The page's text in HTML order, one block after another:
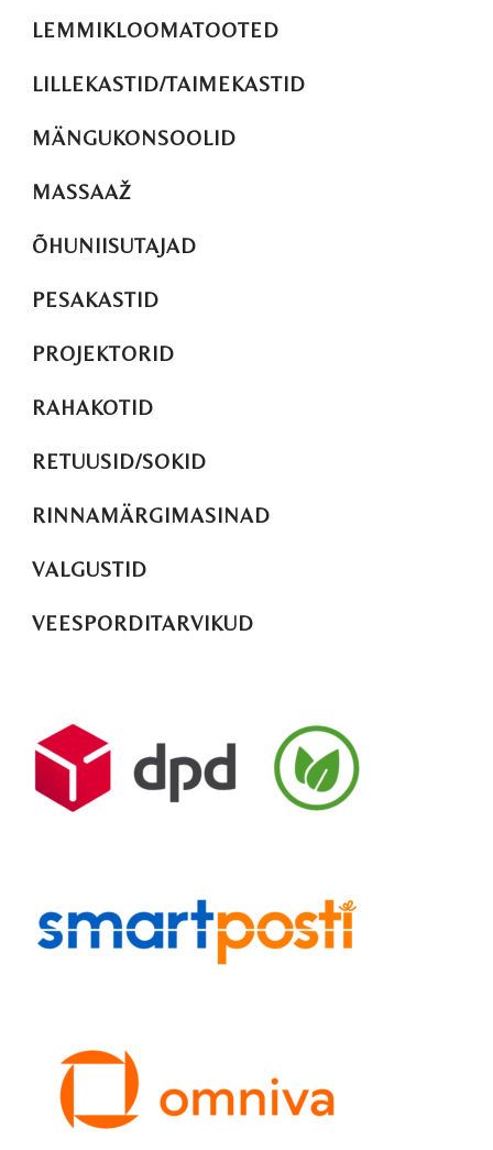
LEMMIKLOOMATOOTED
LILLEKASTID/TAIMEKASTID
MÄNGUKONSOOLID
MASSAAŽ
ÕHUNIISUTAJAD
PESAKASTID
PROJEKTORID
RAHAKOTID
RETUUSID/SOKID
RINNAMÄRGIMASINAD
VALGUSTID
VEESPORDITARVIKUD